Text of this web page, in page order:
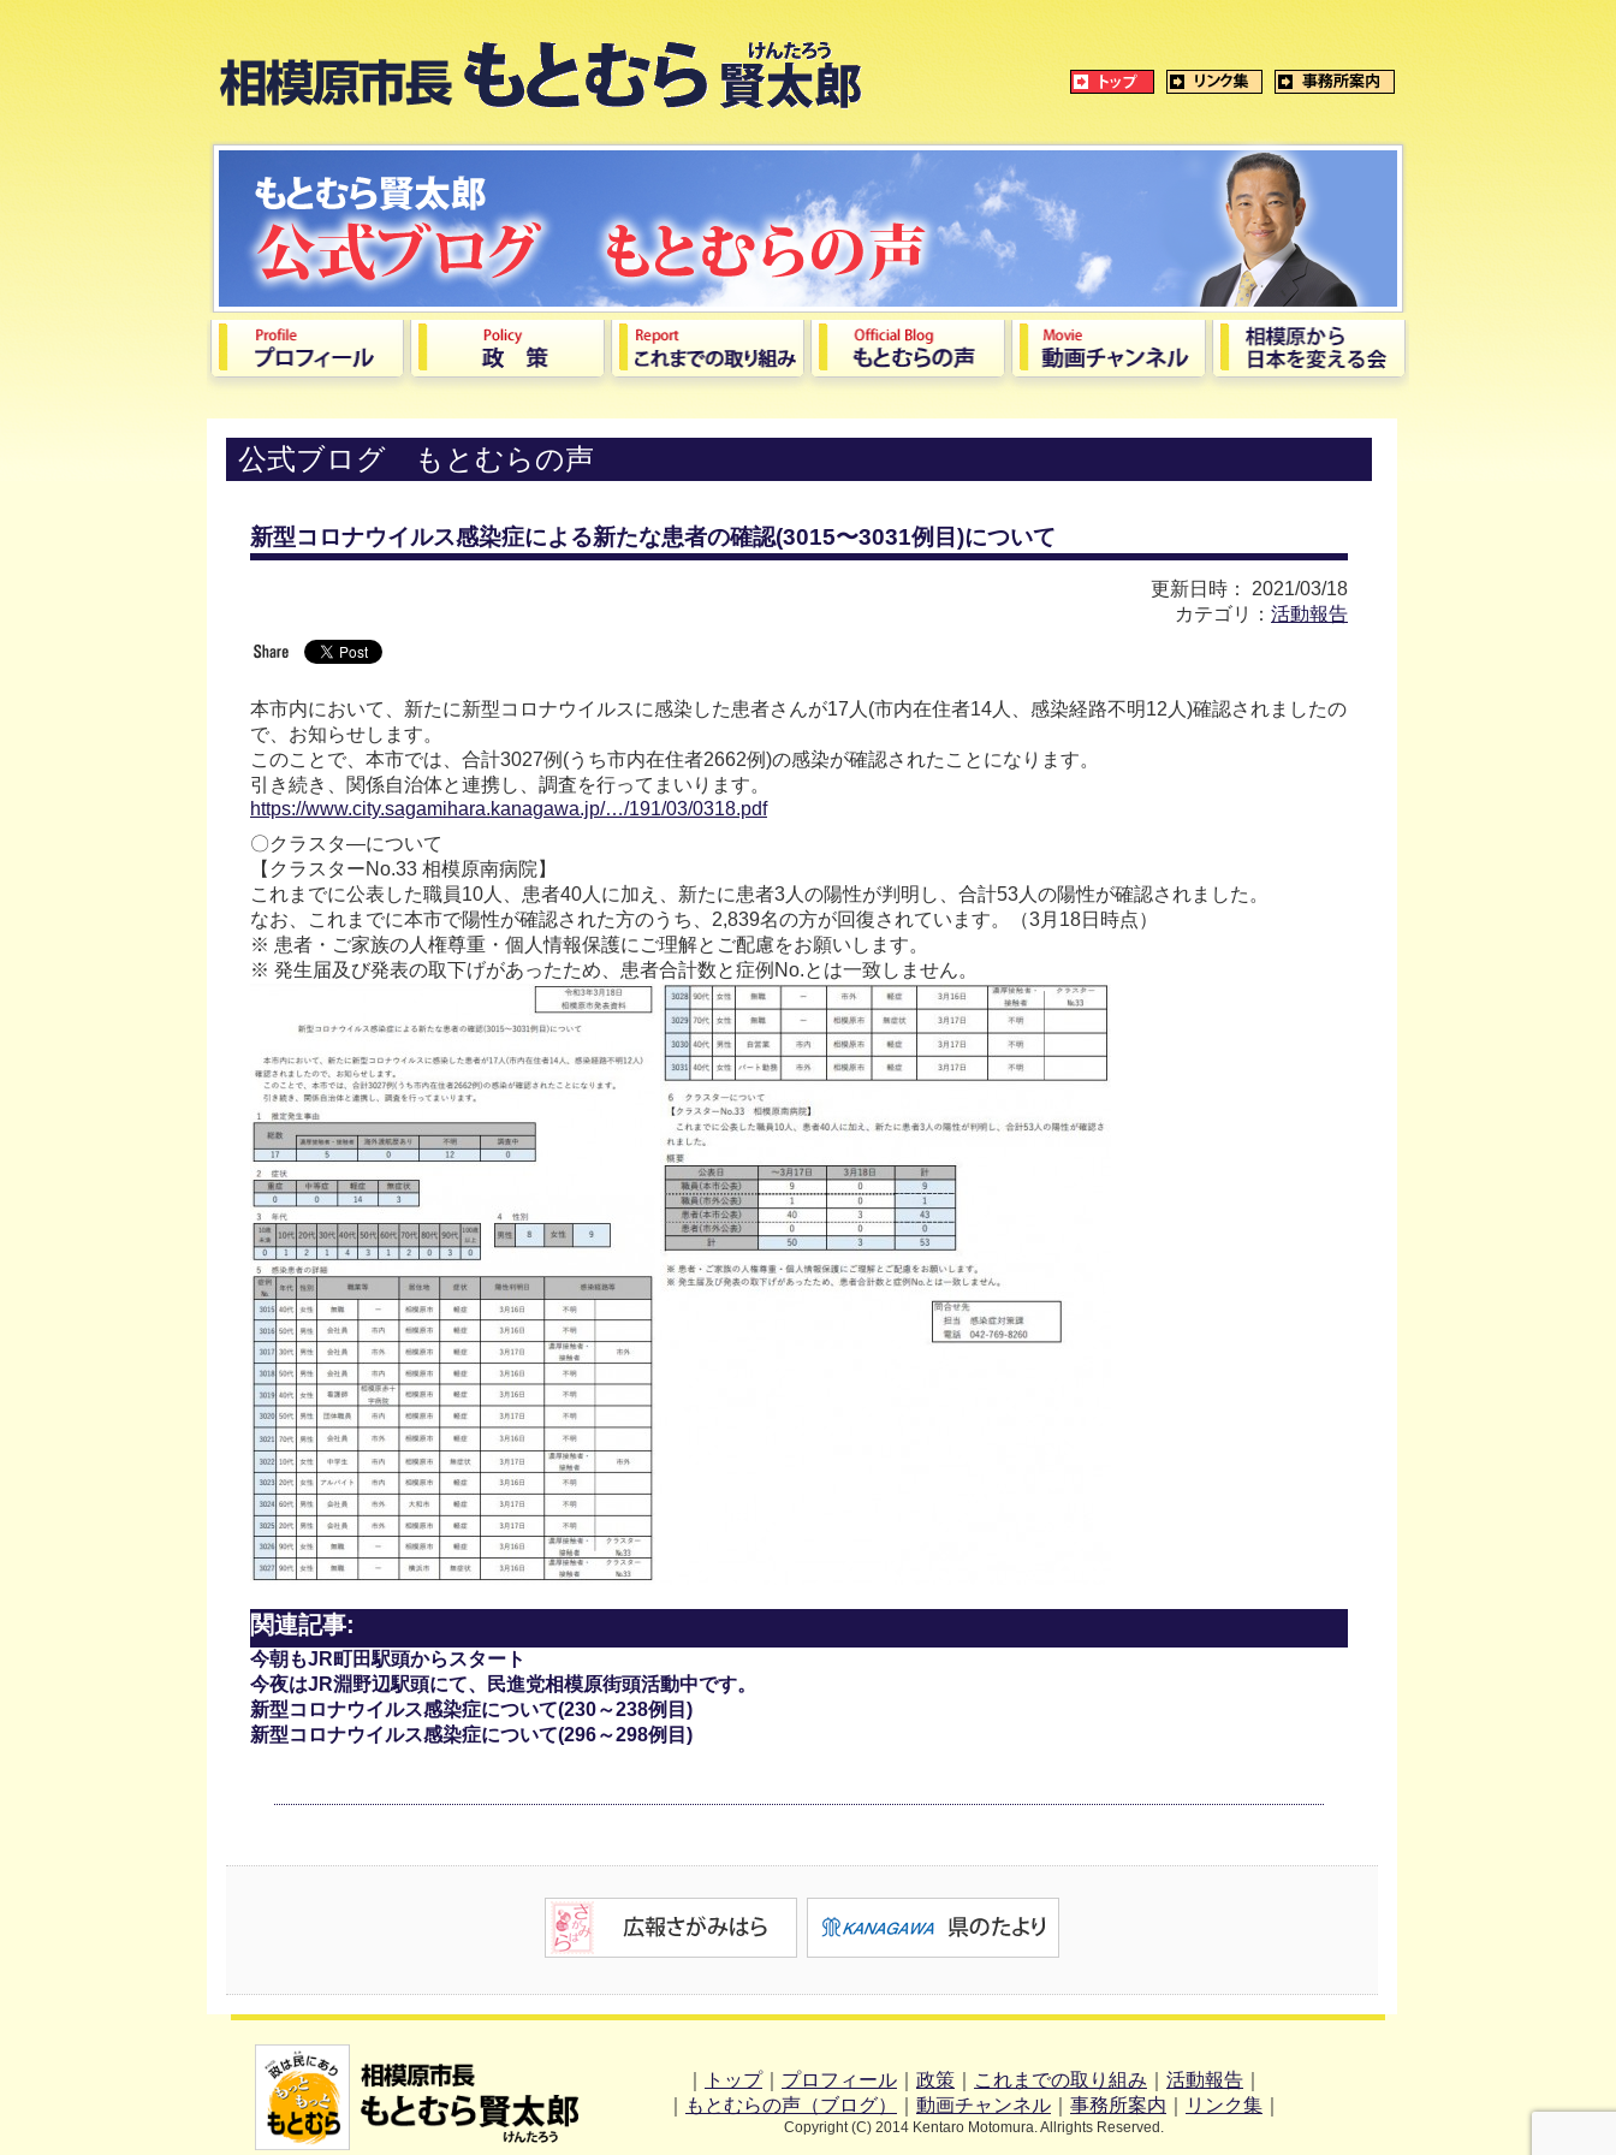
公式ブログ もとむらの声
新型コロナウイルス感染症による新たな患者の確認(3015〜3031例⽬)について
更新日時： 2021/03/18
カテゴリ： 活動報告
本市内において、新たに新型コロナウイルスに感染した患者さんが17人(市内在住者14人、感染経路不明12人)確認されましたの
で、お知らせします。
このことで、本市では、合計3027例(うち市内在住者2662例)の感染が確認されたことになります。
引き続き、関係自治体と連携し、調査を行ってまいります。
https://www.city.sagamihara.kanagawa.jp/…/191/03/0318.pdf
〇クラスタ―について
【クラスターNo.33 相模原南病院】
これまでに公表した職員10人、患者40人に加え、新たに患者3人の陽性が判明し、合計53人の陽性が確認されました。
なお、これまでに本市で陽性が確認された方のうち、2,839名の方が回復されています。（3月18日時点）
※ 患者・ご家族の人権尊重・個人情報保護にご理解とご配慮をお願いします。
※ 発生届及び発表の取下げがあったため、患者合計数と症例No.とは一致しません。
関連記事:
今朝もJR町田駅頭からスタート
今夜はJR淵野辺駅頭にて、民進党相模原街頭活動中です。
新型コロナウイルス感染症について(230～238例目)
新型コロナウイルス感染症について(296～298例目)
トップ プロフィール 政策 これまでの取り組み 活動報告
もとむらの声（ブログ） 動画チャンネル 事務所案内 リンク集
Copyright (C) 2014 Kentaro Motomura. Allrights Reserved.